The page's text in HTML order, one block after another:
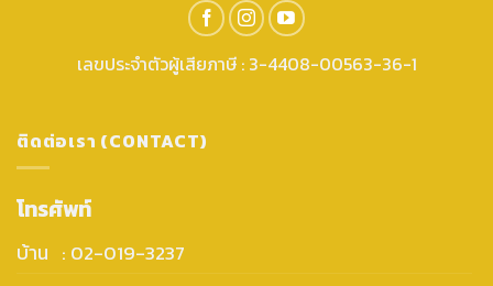
เลขประจำตัวผู้เสียภาษี : 3-4408-00563-36-1
ติดต่อเรา (CONTACT)
โทรศัพท์
บ้าน : 02-019-3237